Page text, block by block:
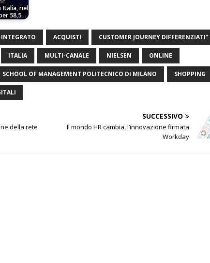
Italia, nel
58,5…
ACQUISTI CUSTOMER JOURNEY DIFFERENZIATI”
ITALIA MULTI-CANALE NIELSEN ONLINE
SCHOOL OF MANAGEMENT POLITECNICO DI MILANO SHOPPING
della rete
SUCCESSIVO
Il mondo HR cambia, l’innovazione firmata
Workday